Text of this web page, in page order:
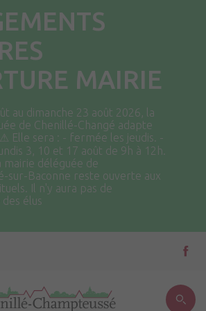
MAIRIE
au dimanche 23 août 2026, la
de Chenillé-Changé adapte
Elle sera : - fermée les jeudis. -
3, 10 et 17 août de 9h à 12h.
mairie déléguée de
sur-Baconne reste ouverte aux
Il n'y aura pas de
élus